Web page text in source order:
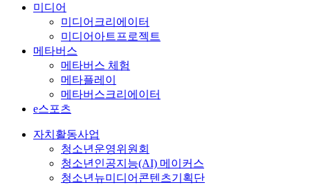
미디어
미디어크리에이터
미디어아트프로젝트
메타버스
메타버스 체험
메타플레이
메타버스크리에이터
e스포츠
자치활동사업
청소년운영위원회
청소년인공지능(AI) 메이커스
청소년뉴미디어콘텐츠기획단